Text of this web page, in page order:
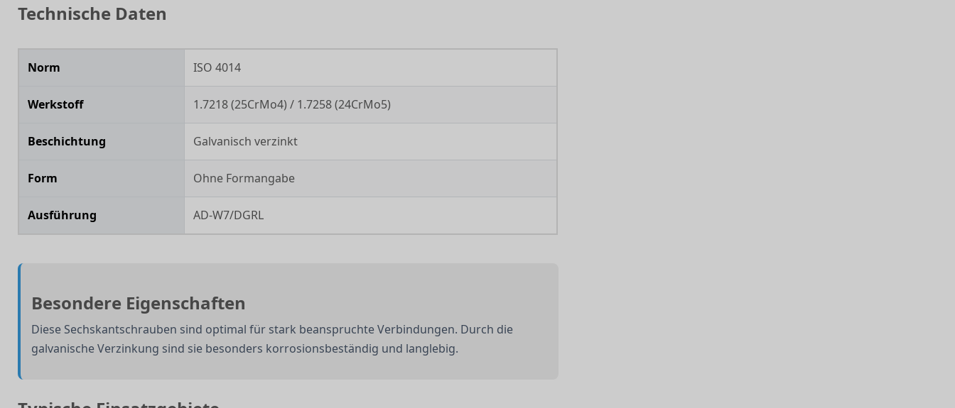
Technische Daten
Norm ISO 4014
Werkstoff 1.7218 (25CrMo4) / 1.7258 (24CrMo5)
Beschichtung Galvanisch verzinkt
Form Ohne Formangabe
Ausführung AD-W7/DGRL
Besondere Eigenschaften
Diese Sechskantschrauben sind optimal für stark beanspruchte Verbindungen. Durch die
galvanische Verzinkung sind sie besonders korrosionsbeständig und langlebig.